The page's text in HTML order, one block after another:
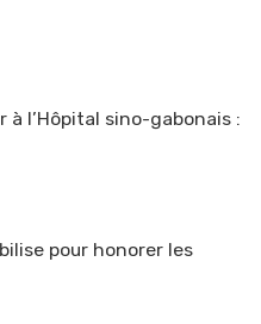
à l’Hôpital sino-gabonais :
pour honorer les